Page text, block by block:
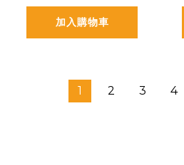
加入購物車
1 2 3 4